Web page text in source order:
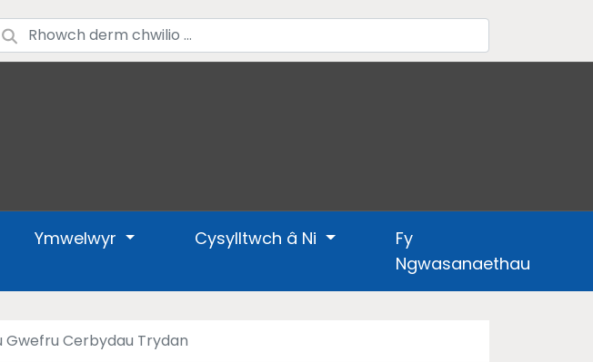
Ymwelwyr Cysylltwch â Ni
Fy
Ngwasanaethau
Gwefru Cerbydau Trydan